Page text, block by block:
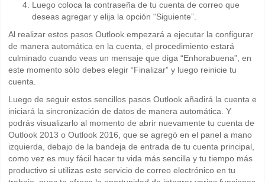
Luego coloca la contraseña de tu cuenta de correo que
deseas agregar y elija la opción “Siguiente”.
Al realizar estos pasos Outlook empezará a ejecutar la configurar
de manera automática en la cuenta, el procedimiento estará
culminado cuando veas un mensaje que diga “Enhorabuena”, en
este momento sólo debes elegir “Finalizar” y luego reinicie tu
cuenta.
Luego de seguir estos sencillos pasos Outlook añadirá la cuenta e
iniciará la sincronización de datos de manera automática. Y
podrás visualizarlo al momento de abrir nuevamente tu cuenta de
Outlook 2013 o Outlook 2016, que se agregó en el panel a mano
izquierda, debajo de la bandeja de entrada de tu cuenta principal,
como vez es muy fácil hacer tu vida más sencilla y tu tiempo más
productivo si utilizas este servicio de correo electrónico en tu